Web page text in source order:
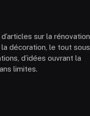
sur la rénovation
décoration, le tout sous
d’idées ouvrant la
limites.